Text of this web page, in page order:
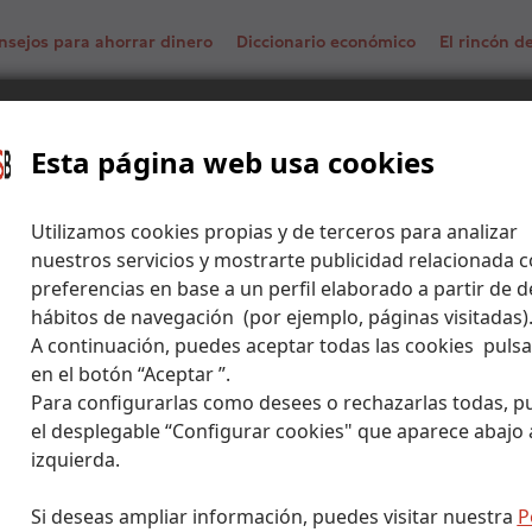
Esta página web usa cookies
Utilizamos cookies propias y de terceros para analizar
nuestros servicios y mostrarte publicidad relacionada
preferencias en base a un perfil elaborado a partir de
hábitos de navegación (por ejemplo, páginas visitadas).
A continuación, puedes aceptar todas las cookies
en el botón “Aceptar ”.
Para configurarlas como desees o rechazarlas todas,
el desplegable “Configurar cookies" que aparece abajo
izquierda.
Si deseas ampliar información, puedes visitar nuestra
para ahorrar dinero Diccionario económico El rincón
Theory (Teoría Moderna de Cartera)